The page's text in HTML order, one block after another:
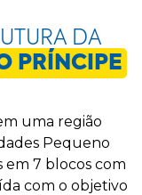
DA
PRÍNCIPE
uma região
Pequeno
em 7 blocos com
com o objetivo